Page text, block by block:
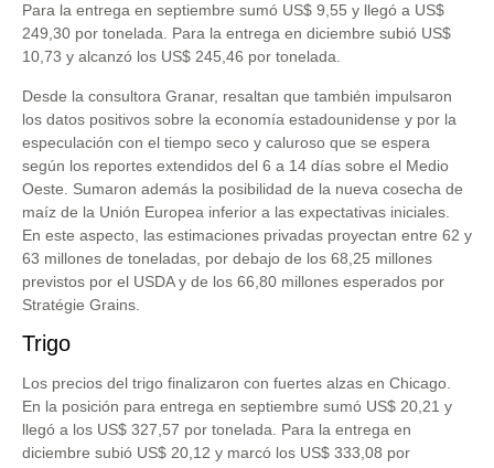
Para la entrega en septiembre sumó US$ 9,55 y llegó a US$
249,30 por tonelada. Para la entrega en diciembre subió US$
10,73 y alcanzó los US$ 245,46 por tonelada.
Desde la consultora Granar, resaltan que también impulsaron
los datos positivos sobre la economía estadounidense y por la
especulación con el tiempo seco y caluroso que se espera
según los reportes extendidos del 6 a 14 días sobre el Medio
Oeste. Sumaron además la posibilidad de la nueva cosecha de
maíz de la Unión Europea inferior a las expectativas iniciales.
En este aspecto, las estimaciones privadas proyectan entre 62 y
63 millones de toneladas, por debajo de los 68,25 millones
previstos por el USDA y de los 66,80 millones esperados por
Stratégie Grains.
Trigo
Los precios del trigo finalizaron con fuertes alzas en Chicago.
En la posición para entrega en septiembre sumó US$ 20,21 y
llegó a los US$ 327,57 por tonelada. Para la entrega en
diciembre subió US$ 20,12 y marcó los US$ 333,08 por